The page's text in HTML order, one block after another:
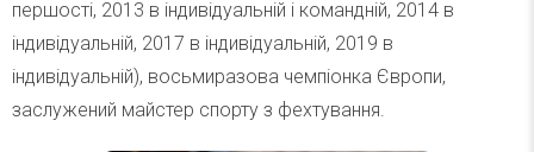
першості, 2013 в індивідуальній і командній, 2014 в
індивідуальній, 2017 в індивідуальній, 2019 в
індивідуальній), восьмиразова чемпіонка Європи,
заслужений майстер спорту з фехтування.